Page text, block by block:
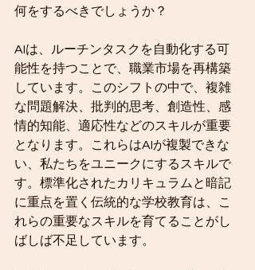
何をするべきでしょうか？
AIは、ルーチンタスクを自動化する可
能性を持つことで、職業市場を再構築
しています。このシフトの中で、複雑
な問題解決、批判的思考、創造性、感
情的知能、適応性などのスキルが重要
となります。これらはAIが複製できな
い、私たちをユニークにするスキルで
す。標準化されたカリキュラムと暗記
に重点を置く伝統的な学校教育は、こ
れらの重要なスキルを育てることがし
ばしば不足しています。